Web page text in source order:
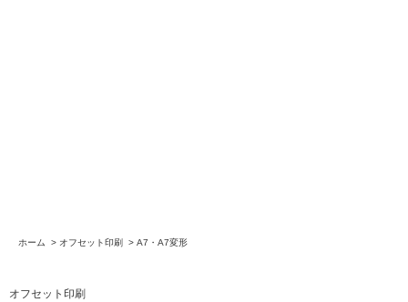
ホーム > オフセット印刷 > A7・A7変形
オフセット印刷